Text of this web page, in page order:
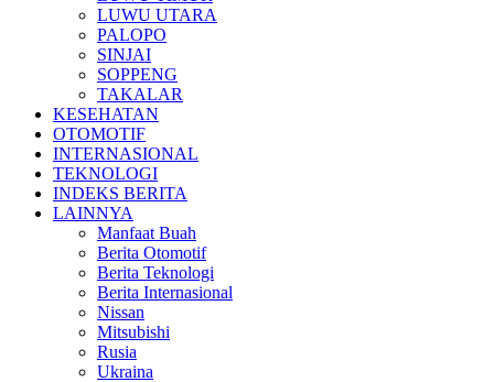
LUWU UTARA
PALOPO
SINJAI
SOPPENG
TAKALAR
KESEHATAN
OTOMOTIF
INTERNASIONAL
TEKNOLOGI
INDEKS BERITA
LAINNYA
Manfaat Buah
Berita Otomotif
Berita Teknologi
Berita Internasional
Nissan
Mitsubishi
Rusia
Ukraina